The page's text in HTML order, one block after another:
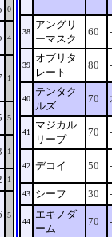
0
4
1
5
1
1
5
38
アングリ
ーマスク
60 -
39
オブリタ
レート
80 -
40
テンタク
ルズ
70
41
マジカル
リープ
70 -
42 デコイ 50 -
43 シーフ 30 -
44
エキノダ
ーム
70 -